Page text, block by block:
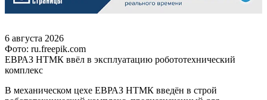
6 августа 2026
Фото: ru.freepik.com
ЕВРАЗ НТМК ввёл в эксплуатацию робототехнический
комплекс
В механическом цехе ЕВРАЗ НТМК введён в строй